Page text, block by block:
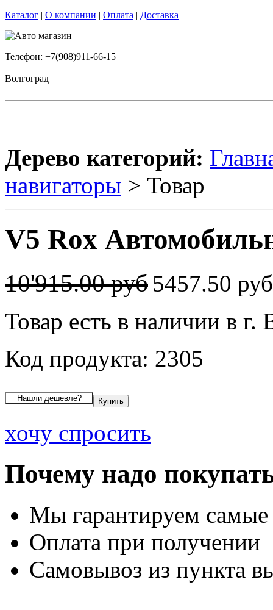
Каталог | О компании | Оплата | Доставка
Телефон: +7(908)911-66-15
Волгоград
Дерево категорий:
навигаторы > Товар
V5 Rox
10'915.00 руб 5457.50
Товар есть в наличии в г.
Код продукта: 2305
хочу спросить
Почему надо
Мы гарантируем
Оплата при получении
Самовывоз из пункта